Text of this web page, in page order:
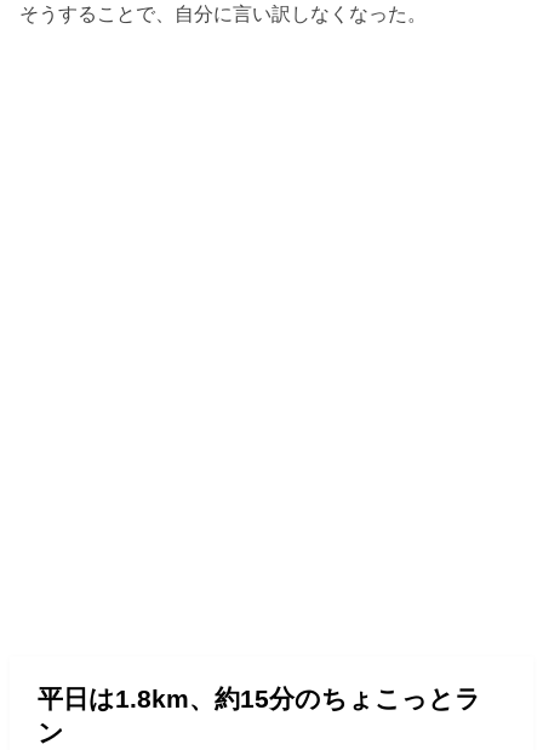
そうすることで、自分に言い訳しなくなった。
平日は1.8km、約15分のちょこっとラ
ン